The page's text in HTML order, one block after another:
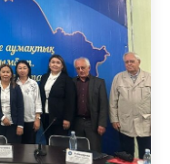
имандылық,
жат ағым
баба дәстүрі,
құндылықтары